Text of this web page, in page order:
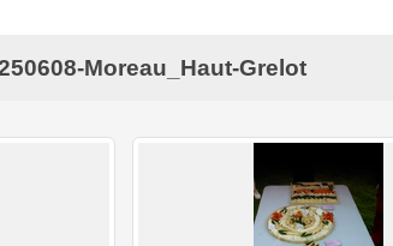
Moreau_Haut-Grelot